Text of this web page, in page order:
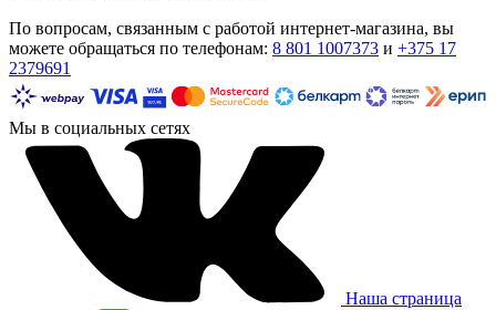
По вопросам, связанным с работой интернет-магазина, вы
можете обращаться по телефонам: 8 801 1007373 и +375 17
2379691
Мы в социальных сетях
Наша страница